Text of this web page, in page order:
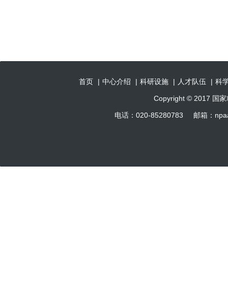
首页 | 中心介绍 | 科研设施 | 人才队伍 | 科
Copyright © 2017 国
电话：020-85280783 邮箱：